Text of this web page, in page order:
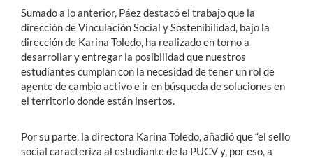
Sumado a lo anterior, Páez destacó el trabajo que la
dirección de Vinculación Social y Sostenibilidad, bajo la
dirección de Karina Toledo, ha realizado en torno a
desarrollar y entregar la posibilidad que nuestros
estudiantes cumplan con la necesidad de tener un rol de
agente de cambio activo e ir en búsqueda de soluciones en
el territorio donde están insertos.
Por su parte, la directora Karina Toledo, añadió que “el sello
social caracteriza al estudiante de la PUCV y, por eso, a